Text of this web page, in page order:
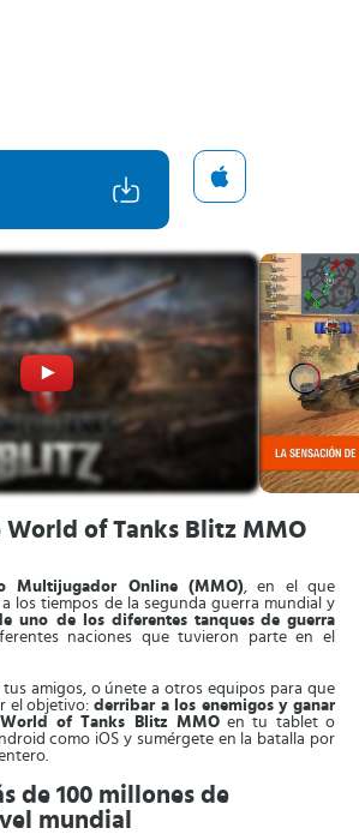
World of Tanks Blitz MMO
Multijugador Online (MMO), en el que
los tiempos de la segunda guerra mundial y
uno de los diferentes tanques de guerra
naciones que tuvieron parte en el
amigos, o únete a otros equipos para que
el objetivo: derribar a los enemigos y ganar
World of Tanks Blitz MMOen tu tablet o
como iOS y sumérgete en la batalla por
de 100 millones de
mundial